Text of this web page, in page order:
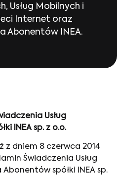
Usług Mobilnych i
Internet oraz
Abonentów INEA.
Usług
INEA sp. z o.o.
z dniem 8 czerwca 2014
Świadczenia Usług
spółki INEA sp.